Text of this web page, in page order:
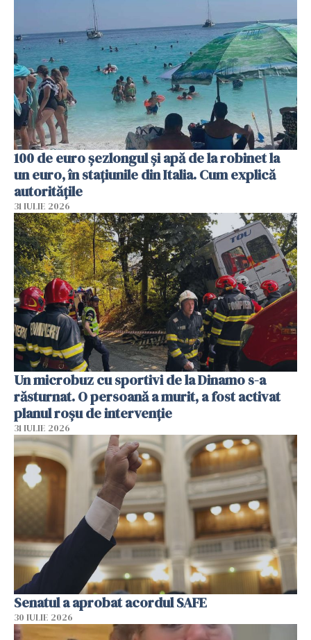
100 de euro șezlongul și apă de la robinet la
un euro, în stațiunile din Italia. Cum explică
autoritățile
31 IULIE 2026
Un microbuz cu sportivi de la Dinamo s-a
răsturnat. O persoană a murit, a fost activat
planul roșu de intervenție
31 IULIE 2026
Senatul a aprobat acordul SAFE
30 IULIE 2026